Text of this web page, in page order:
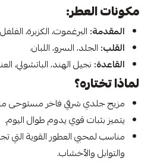
مكونات العطر:
المقدمة: البرغموت، الكزبرة،
القلب: الجلد، السرو، اللبان.
القاعدة: نجيل الهند، الباتشولي،
لماذا تختاره؟
مزيج جلدي شرقي فاخر مستوحى من
يتميز بثبات قوي يدوم طوال اليوم.
مناسب لمحبي العطور القوية التي
والتوابل والأخشاب.